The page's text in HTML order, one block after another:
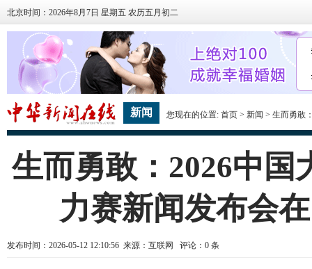
北京时间：2026年8月7日 星期五 农历五月初二
新闻 您现在的位置:首页 >新闻 > 生而勇敢
生而勇敢：2026中国
力赛新闻发布会
发布时间：2026-05-12 12:10:56 来源：互联网 评论： 0 条